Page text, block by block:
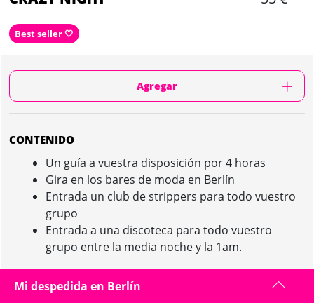
Best seller 🤍
Agregar
CONTENIDO
Un guía a vuestra disposición por 4 horas
Gira en los bares de moda en Berlín
Entrada un club de strippers para todo vuestro
grupo
Entrada a una discoteca para todo vuestro
grupo entre la media noche y la 1am.
Mi despedida en Berlín